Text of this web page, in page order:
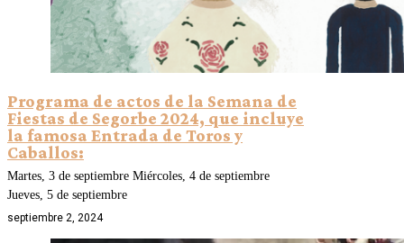
Programa de actos de la Semana de
Fiestas de Segorbe 2024, que incluye
la famosa Entrada de Toros y
Caballos:
Martes, 3 de septiembre Miércoles, 4 de septiembre
Jueves, 5 de septiembre
septiembre 2, 2024